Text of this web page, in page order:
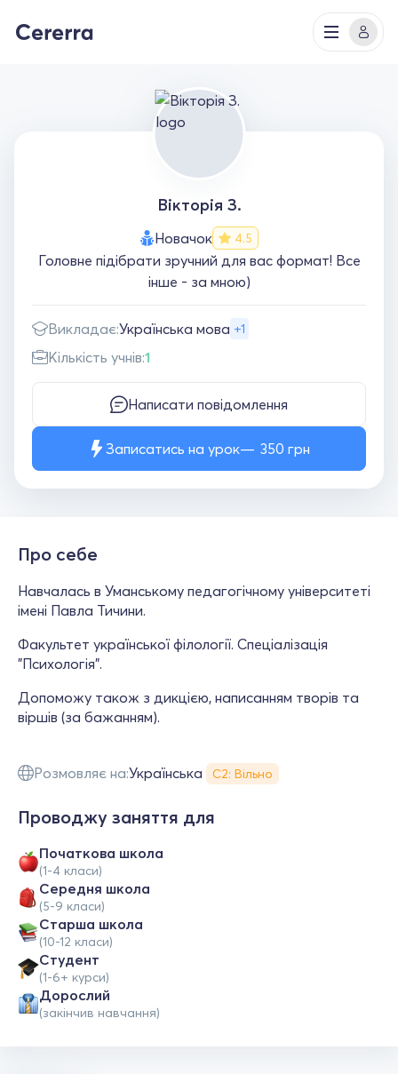
Вікторія З.
Новачок 4.5
Головне підібрати зручний для вас формат! Все
інше - за мною)
Викладає:Українська мова +1
Кількість учнів:1
Написати повідомлення
Записатись на урок 350 грн
Про себе
Навчалась в Уманському педагогічному університеті
імені Павла Тичини.
Факультет української філології. Спеціалізація
"Психологія".
Допоможу також з дикцією, написанням творів та
віршів (за бажанням).
Розмовляє на:Українська С2: Вільно
Проводжу заняття для
Початкова школа
(1-4 класи)
Середня школа
(5-9 класи)
Старша школа
(10-12 класи)
Студент
(1-6+ курси)
Дорослий
(закінчив навчання)